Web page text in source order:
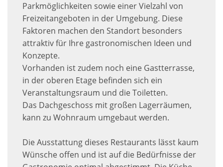
Parkmöglichkeiten sowie einer Vielzahl von
Freizeitangeboten in der Umgebung. Diese
Faktoren machen den Standort besonders
attraktiv für Ihre gastronomischen Ideen und
Konzepte.
Vorhanden ist zudem noch eine Gastterrasse,
in der oberen Etage befinden sich ein
Veranstaltungsraum und die Toiletten.
Das Dachgeschoss mit großen Lagerräumen,
kann zu Wohnraum umgebaut werden.
Die Ausstattung dieses Restaurants lässt kaum
Wünsche offen und ist auf die Bedürfnisse der